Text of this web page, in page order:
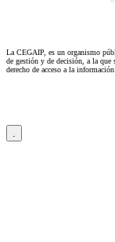
La CEGAIP, es un organismo
de gestión y de decisión, a la
derecho de acceso a la información